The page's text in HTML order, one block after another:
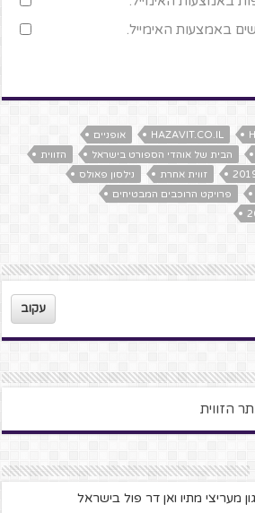
באמצעות האימייל.
HAZAVIT.CO.IL
אופניים
הבית של אוהדי הספורט בישראל
הזווית
זווית אחרת
נילסון פאולס
פרויקט הרוכבים המבטיחים
עקוב
מעריצי מתיו ואן דר פול בישראל